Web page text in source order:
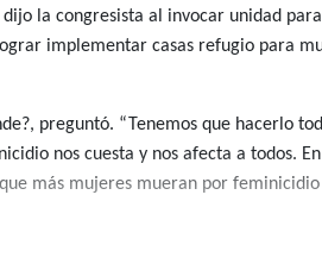
la congresista al invocar unidad
implementar casas refugio para
preguntó. “Tenemos que hacerlo
nos cuesta y nos afecta a todos.
más mujeres mueran por